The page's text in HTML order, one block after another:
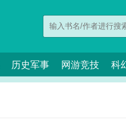
历史军事 网游竞技 科